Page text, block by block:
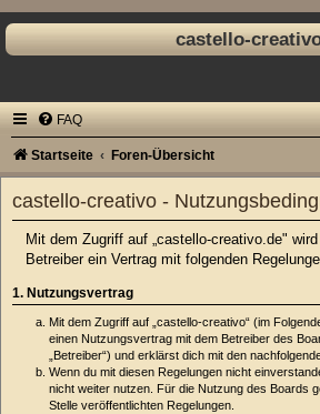
castello-
FAQ
Startseite Foren-Übersicht
castello-creativo -
Mit dem Zugriff auf „castello-creativo.de"
Betreiber ein Vertrag mit folgenden
1. Nutzungsvertrag
Mit dem Zugriff auf „castello-creativo“ (im
einen Nutzungsvertrag mit dem Betreiber des
„Betreiber“) und erklärst dich mit den
Wenn du mit diesen Regelungen nicht
nicht weiter nutzen. Für die Nutzung des Boards
Stelle veröffentlichten Regelungen.